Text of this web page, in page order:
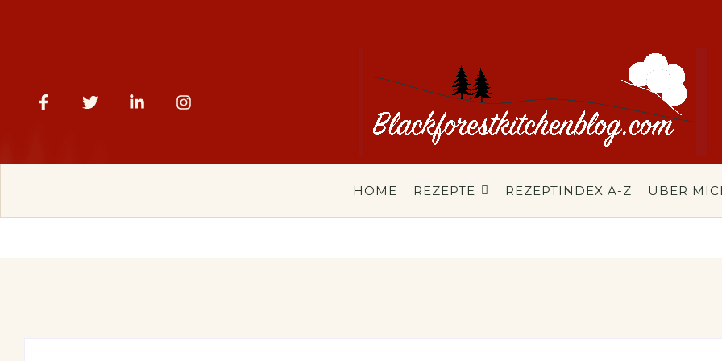
HOME REZEPTE REZEPTINDEX A-Z ÜBER